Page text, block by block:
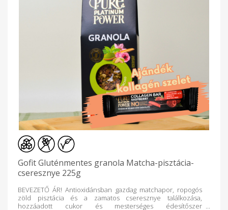
Gofit Gluténmentes granola Matcha-pisztácia-
cseresznye 225g
BEVEZETŐ ÁR! Antioxidánsban gazdag matchapor, ropogós
zöld pisztácia és a zamatos cseresznye találkozása,
hozzáadott cukor és mesterséges édesítőszer